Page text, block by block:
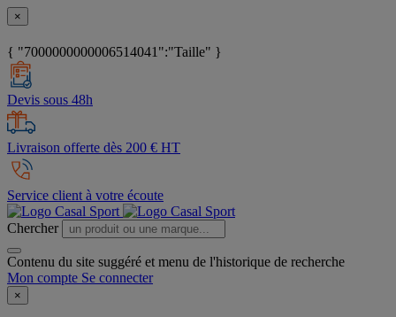
×
{ "7000000000006514041":"Taille" }
Devis sous 48h
Livraison offerte dès 200 € HT
Service client à votre écoute
Chercher
Contenu du site suggéré et menu de l'historique de recherche
Mon compte Se connecter
×